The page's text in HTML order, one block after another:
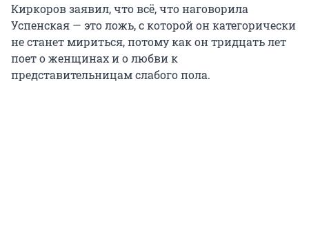
Киркоров заявил, что всё, что наговорила
Успенская — это ложь, с которой он категорически
не станет мириться, потому как он тридцать лет
поет о женщинах и о любви к
представительницам слабого пола.